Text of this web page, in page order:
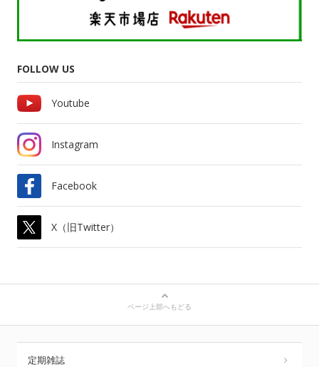
FOLLOW US
Youtube
Instagram
Facebook
X（旧Twitter）
ページ上部へもどる
定期雑誌